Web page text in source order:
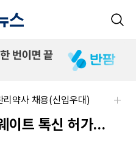
약사 채용(신입우대)
이트 톡신 허가…